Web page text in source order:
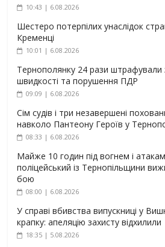
10:43 | 6.08.2026
Шестеро потерпілих унаслідок
Кременці
10:01 | 6.08.2026
Тернополянку 24 рази
швидкості та порушення ПДР
09:09 | 6.08.2026
Сім судів і три незавершені
навколо Пантеону Героїв у
08:33 | 6.08.2026
Майже 10 годин під вогнем і
поліцейський із Тернопільщини
бою
08:00 | 6.08.2026
У справі вбивства випускниці у
крапку: апеляцію захисту відхилили
18:35 | 5.08.2026